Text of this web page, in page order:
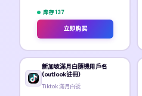
库存 137
立即购买
新加坡滿月白隨機用戶名
(outlook註冊)
Tiktok 滿月白號